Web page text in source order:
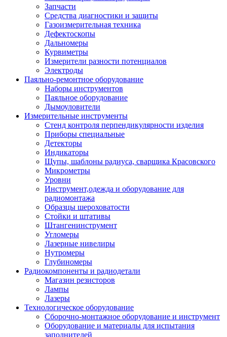
Запчасти
Средства диагностики и защиты
Газоизмерительная техника
Дефектоскопы
Дальномеры
Курвиметры
Измерители разности потенциалов
Электроды
Паяльно-ремонтное оборудование
Наборы инструментов
Паяльное оборудование
Дымоуловители
Измерительные инструменты
Стенд контроля перпендикулярности изделия
Приборы специальные
Детекторы
Индикаторы
Щупы, шаблоны радиуса, сварщика Красовского
Микрометры
Уровни
Инструмент,одежда и оборудование для
радиомонтажа
Образцы шероховатости
Стойки и штативы
Штангенинструмент
Угломеры
Лазерные нивелиры
Нутромеры
Глубиномеры
Радиокомпоненты и радиодетали
Магазин резисторов
Лампы
Лазеры
Технологическое оборудование
Сборочно-монтажное оборудование и инструмент
Оборудование и материалы для испытания
заполнителей